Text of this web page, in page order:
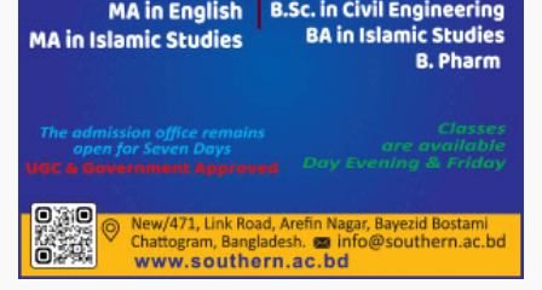
মিরপুর-১১ নম্বরে দুর্বৃত্তদের গুলিতে বিএনপি
পাটগ্রামে চিকিৎসা সেবায় বীর মুক্তিযোদ্ধা দবির
উদ্দিন ফাউন্ডেশন
পাটগ্রামের দহগ্রাম ইউনিয়নের প্রধান সড়ক
ভেঙ্গে যোগাযোগ বিছিন্ন